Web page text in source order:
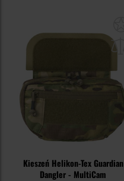
Kieszeń Helikon-Tex Guardian
Dangler - MultiCam